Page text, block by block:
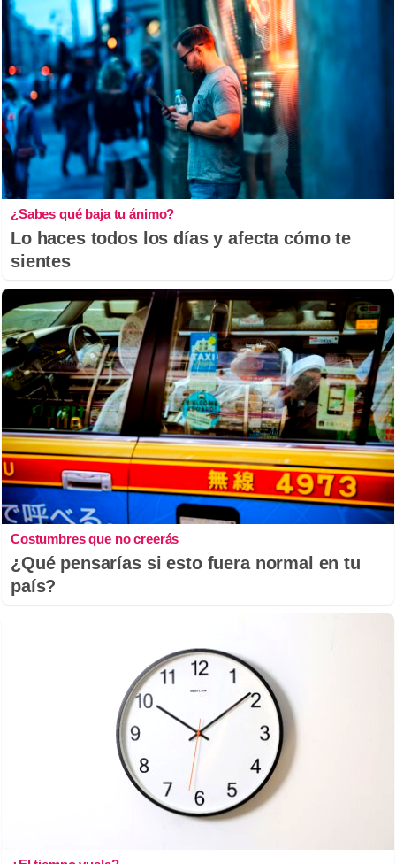
¿Sabes qué baja tu ánimo?
Lo haces todos los días y afecta cómo te
sientes
Costumbres que no creerás
¿Qué pensarías si esto fuera normal en tu
país?